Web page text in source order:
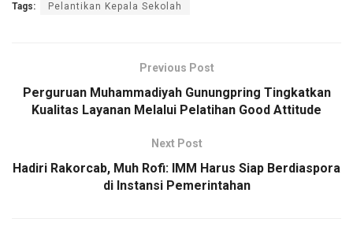
Tags: Pelantikan Kepala Sekolah
Previous Post
Perguruan Muhammadiyah Gunungpring Tingkatkan
Kualitas Layanan Melalui Pelatihan Good Attitude
Next Post
Hadiri Rakorcab, Muh Rofi: IMM Harus Siap Berdiaspora
di Instansi Pemerintahan